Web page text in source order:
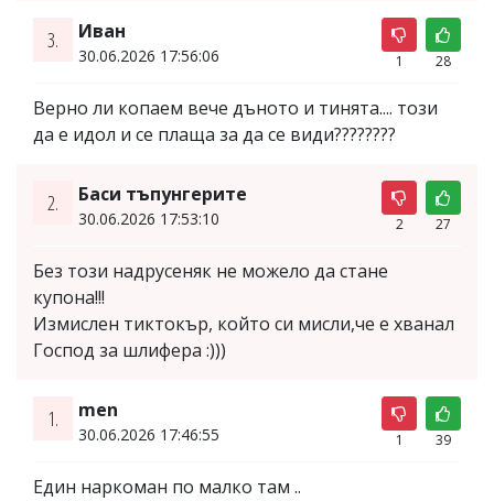
3. Иван
30.06.2026 17:56:06 1 28
Верно ли копаем вече дъното и тинята.... този
да е идол и се плаща за да се види????????
2. Баси тъпунгерите
30.06.2026 17:53:10 2 27
Без този надрусеняк не можело да стане
купона!!!
Измислен тиктокър, който си мисли,че е хванал
Господ за шлифера :)))
1. men
30.06.2026 17:46:55 1 39
Един наркоман по малко там ..